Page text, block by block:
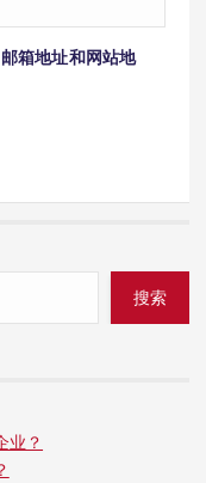
箱地址和网站地
搜索
业？